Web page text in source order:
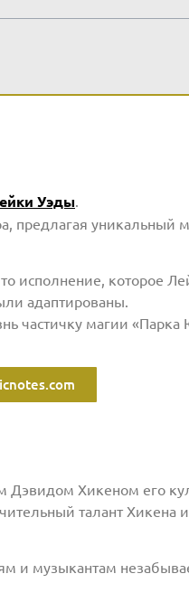
Уэды.
предлагая уникальный
исполнение, которое
адаптированы.
частичку магии
Дэвидом Хикеном его
талант Хикена
и музыкантам